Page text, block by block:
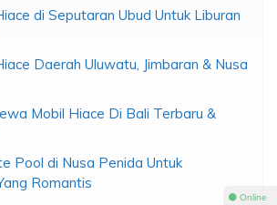
di Seputaran Ubud Untuk Liburan
Daerah Uluwatu, Jimbaran & Nusa
Mobil Hiace Di Bali Terbaru &
Pool di Nusa Penida Untuk
Romantis
⚫ Online